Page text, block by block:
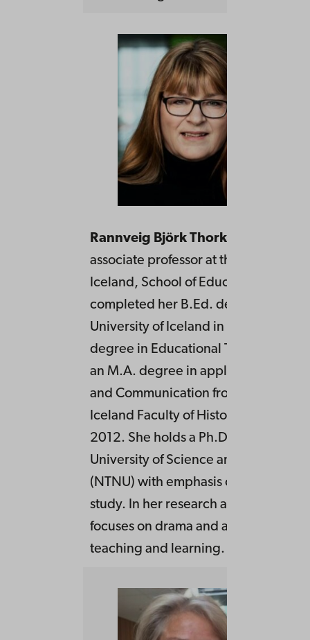
Rannveig Björk Thorkelsdóttir
associate professor at the University
Iceland, School of Education. She
completed her B.Ed. degree from
University of Iceland in 2003, an
degree in Educational Theory in
an M.A. degree in applied studies in
and Communication from the
Iceland Faculty of History and
2012. She holds a Ph.D. from the
University of Science and
(NTNU) with emphasis on drama
study. In her research and practice
focuses on drama and artistic
teaching and learning.